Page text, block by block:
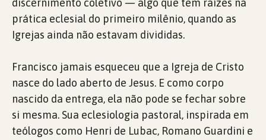
discernimento coletivo — algo que tem raízes na
prática eclesial do primeiro milênio, quando as
Igrejas ainda não estavam divididas.
Francisco jamais esqueceu que a Igreja de Cristo
nasce do lado aberto de Jesus. E como corpo
nascido da entrega, ela não pode se fechar sobre
si mesma. Sua eclesiologia pastoral, inspirada em
teólogos como Henri de Lubac, Romano Guardini e